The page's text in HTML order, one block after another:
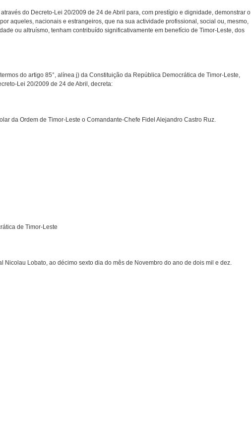
do Decreto-Lei 20/2009 de 24 de Abril para, com prestígio e dignidade, demonstrar o
aqueles, nacionais e estrangeiros, que na sua actividade profissional, social ou, mesmo,
ou altruísmo, tenham contribuído significativamente em benefício de Timor-Leste, dos
do artigo 85°, alínea j) da Constituição da República Democrática de Timor-Leste,
Lei 20/2009 de 24 de Abril, decreta:
da Ordem de Timor-Leste o Comandante-Chefe Fidel Alejandro Castro Ruz.
de Timor-Leste
Nicolau Lobato, ao décimo sexto dia do mês de Novembro do ano de dois mil e dez.